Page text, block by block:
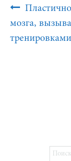
Post
Navigation
мозга,
Найти: